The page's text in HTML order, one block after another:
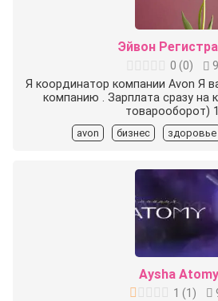
Эйвон
0 (0)
Я координатор компании Avon Я
компанию . Зарплата сразу на
товарооборот)
avon бизнес здоровье
Aysha Atomy
1 (1 )